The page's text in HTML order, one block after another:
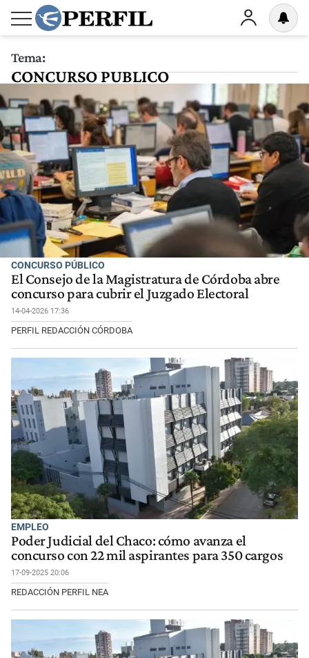
Tema:
CONCURSO PUBLICO
CONCURSO PÚBLICO
El Consejo de la Magistratura de Córdoba abre
concurso para cubrir el Juzgado Electoral
14-04-2026 17:36
PERFIL REDACCIÓN CÓRDOBA
EMPLEO
Poder Judicial del Chaco: cómo avanza el
concurso con 22 mil aspirantes para 350 cargos
17-09-2025 20:06
REDACCIÓN PERFIL NEA